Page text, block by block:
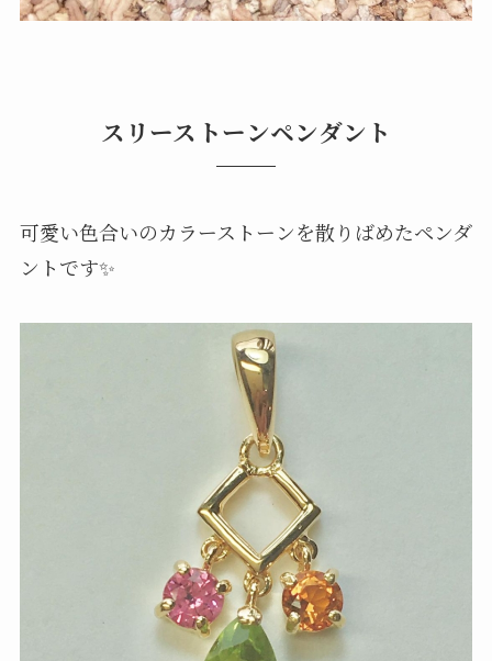
スリーストーンペンダント
可愛い色合いのカラーストーンを散りばめたペンダ
ントです✨